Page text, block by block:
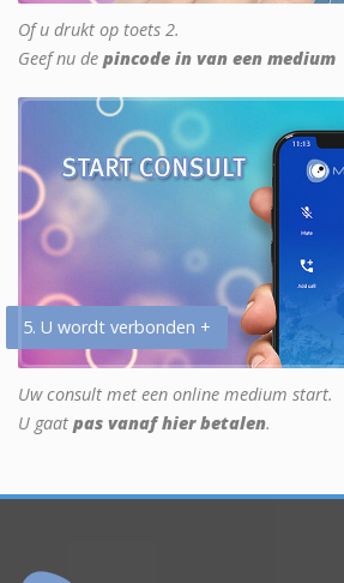
Of u drukt op toets 2.
Geef nu de pincode in van een medium
5. U wordt verbonden +
Uw consult met een online medium start.
U gaat pas vanaf hier betalen.